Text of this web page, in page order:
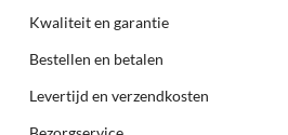
Kwaliteit en garantie
Bestellen en betalen
Levertijd en verzendkosten